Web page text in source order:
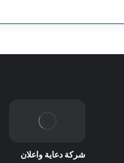
شركة دعاية واعلان